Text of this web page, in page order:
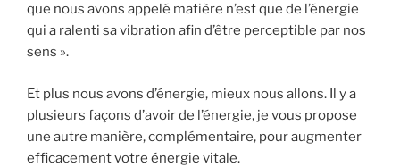
que nous avons appelé matière n’est que de l’énergie
qui a ralenti sa vibration afin d’être perceptible par nos
sens ».
Et plus nous avons d’énergie, mieux nous allons. Il y a
plusieurs façons d’avoir de l’énergie, je vous propose
une autre manière, complémentaire, pour augmenter
efficacement votre énergie vitale.